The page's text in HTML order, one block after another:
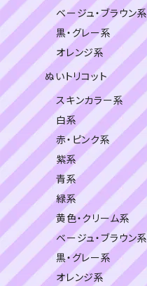
ベージュ・ブラウン系
黒・グレー系
オレンジ系
ぬいトリコット
スキンカラー系
白系
赤・ピンク系
紫系
青系
緑系
黄色・クリーム系
ベージュ・ブラウン系
黒・グレー系
オレンジ系